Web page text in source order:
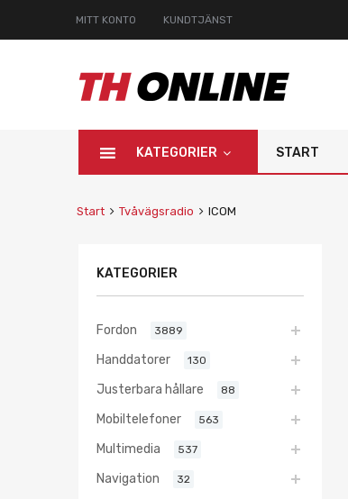
MITT KONTO KUNDTJÄNST
KATEGORIER START
Start Tvåvägsradio ICOM
KATEGORIER
Fordon 3889
Handdatorer 130
Justerbara hållare 88
Mobiltelefoner 563
Multimedia 537
Navigation 32